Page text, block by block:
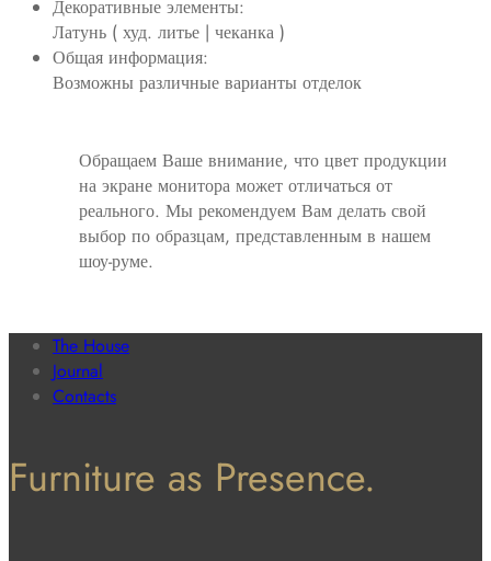
Декоративные элементы:
Латунь ( худ. литье | чеканка )
Общая информация:
Возможны различные варианты отделок
Обращаем Ваше внимание, что цвет продукции
на экране монитора может отличаться от
реального. Мы рекомендуем Вам делать свой
выбор по образцам, представленным в нашем
шоу-руме.
The House
Journal
Contacts
Furniture as Presence.